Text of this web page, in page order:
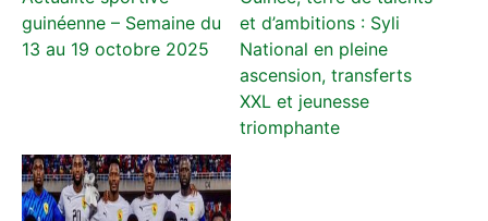
guinéenne – Semaine du
13 au 19 octobre 2025
et d’ambitions : Syli
National en pleine
ascension, transferts
XXL et jeunesse
triomphante